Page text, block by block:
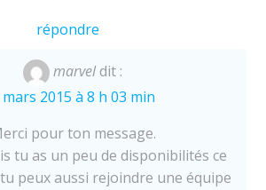
répondre
marveldit :
mars 2015 à 8 h 03 min
pour ton message.
tu as un peu de disponibilités ce
peux aussi rejoindre une équipe